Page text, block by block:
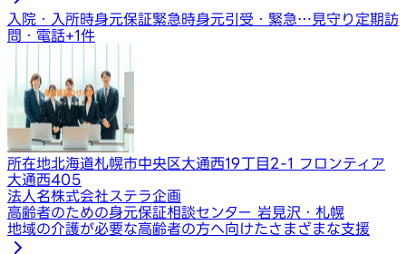
入院・入所時身元保証緊急時身元引受・緊急…見守り定期訪
問・電話+1件
所在地北海道札幌市中央区大通西19丁目2-1 フロンティア
大通西405
法人名株式会社ステラ企画
高齢者のための身元保証相談センター 岩見沢・札幌
地域の介護が必要な高齢者の方へ向けたさまざまな支援